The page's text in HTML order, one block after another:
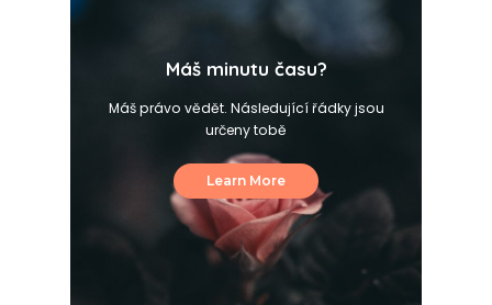
Máš minutu času?
Máš právo vědět. Následující řádky jsou
určeny tobě
Learn More